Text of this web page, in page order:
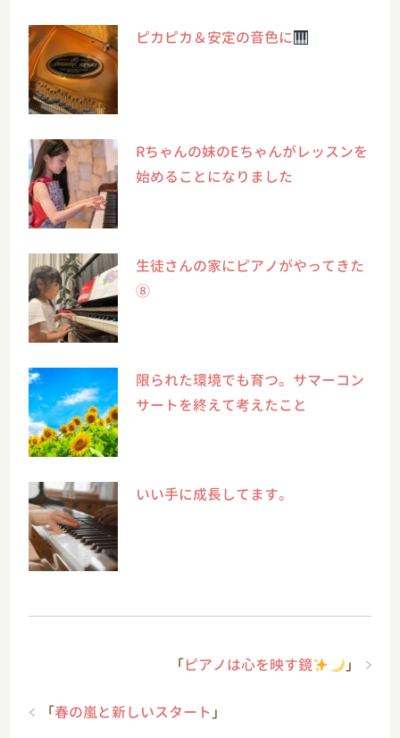
ピカピカ＆安定の音色に
Rちゃんの妹のEちゃんがレッスンを
始めることになりました
生徒さんの家にピアノがやってきた
⑧
限られた環境でも育つ。サマーコン
サートを終えて考えたこと
いい手に成長してます。
「ピアノは心を映す鏡 」
「春の嵐と新しいスタート 」